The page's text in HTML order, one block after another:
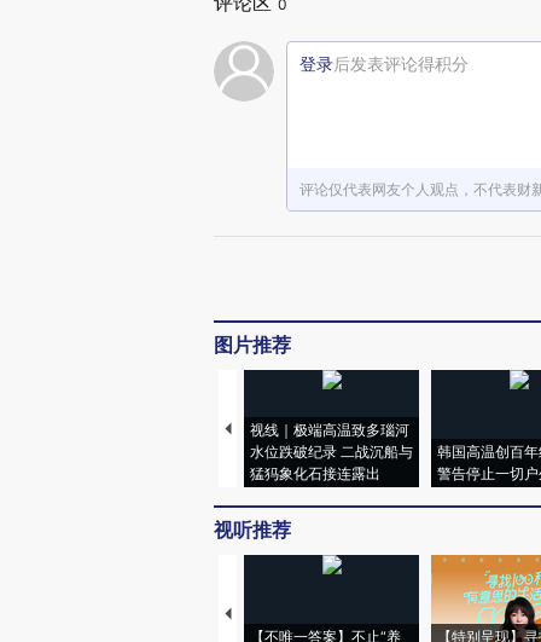
0
登录后发表评论得积分
评论仅代表网友个人观点，不代表财
图片推荐
视线｜极端高温致多瑙河
水位跌破纪录 二战沉船与
猛犸象化石接连露出
韩国高温创百
警告停止一切
视听推荐
【不唯一答案】不止“养 【特别呈现】